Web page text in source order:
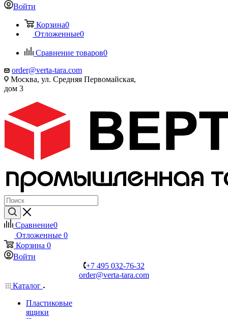
Войти
Корзина0
Отложенные0
Сравнение товаров0
order@verta-tara.com
Москва, ул. Средняя Первомайская,
дом 3
Сравнение0
Отложенные 0
Корзина 0
Войти
+7 495 032-76-32
order@verta-tara.com
Каталог
Пластиковые
ящики